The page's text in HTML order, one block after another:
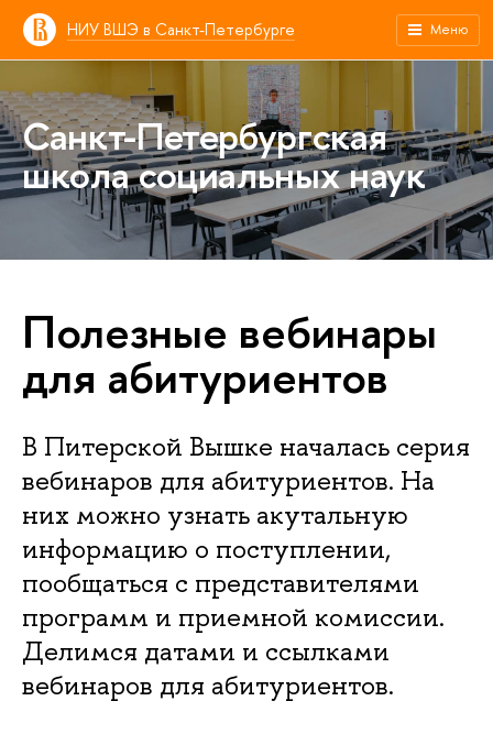
НИУ ВШЭ в Санкт-Петербурге Меню
Санкт-Петербургская
школа социальных наук
Полезные вебинары
для абитуриентов
В Питерской Вышке началась серия
вебинаров для абитуриентов. На
них можно узнать акутальную
информацию о поступлении,
пообщаться с представителями
программ и приемной комиссии.
Делимся датами и ссылками
вебинаров для абитуриентов.